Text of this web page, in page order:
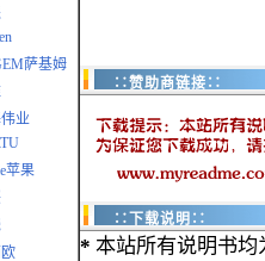
萨基姆
业
苹果
∷赞助商链接∷
∷下载说明∷
* 本站所有说明书均